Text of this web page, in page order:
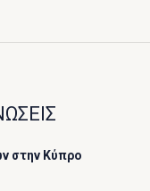
στην Κύπρο